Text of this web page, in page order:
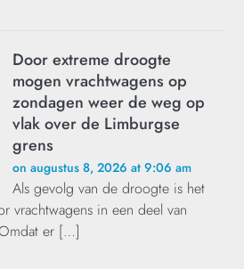
Door extreme droogte
mogen vrachtwagens op
zondagen weer de weg op
vlak over de Limburgse
grens
on augustus 8, 2026 at 9:06 am
Als gevolg van de droogte is het
vrachtwagens in een deel van
er […]